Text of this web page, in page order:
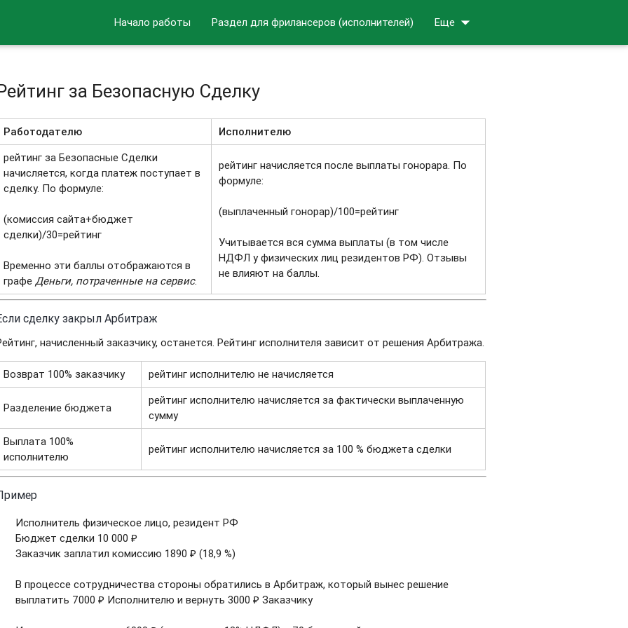
Начало работы Раздел для фрилансеров (исполнителей) Еще arrow_drop_down
за Безопасную Сделку
Работодателю
Исполнителю
рейтинг за Безопасные Сделки
начисляется, когда платеж поступает в
сделку. По формуле:
(комиссия сайта+бюджет
сделки)/30=рейтинг
Временно эти баллы отображаются в
графе Деньги, потраченные на сервис.
рейтинг начисляется после выплаты гонорара. По
формуле:
(выплаченный гонорар)/100=рейтинг
Учитывается вся сумма выплаты (в том числе
НДФЛ у физических лиц резидентов РФ). Отзывы
не влияют на баллы.
сделку закрыл Арбитраж
начисленный заказчику, останется. Рейтинг исполнителя зависит от решения Арбитража.
Возврат 100% заказчику рейтинг исполнителю не начисляется
Разделение бюджета
рейтинг исполнителю начисляется за фактически выплаченную
сумму
Выплата 100%
исполнителю
рейтинг исполнителю начисляется за 100 % бюджета сделки
Исполнитель физическое лицо, резидент РФ
Бюджет сделки 10 000 ₽
Заказчик заплатил комиссию 1890 ₽ (18,9 %)
В процессе сотрудничества стороны обратились в Арбитраж, который вынес решение
выплатить 7000 ₽ Исполнителю и вернуть 3000 ₽ Заказчику